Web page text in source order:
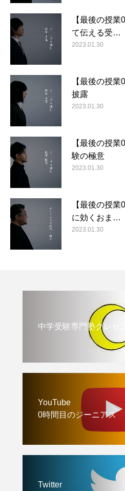
【最後の授
て伝える受…
2023.01.30
【最後の授
披露
2023.01.30
【最後の授
験の極意
2023.01.30
【最後の授
に効くおま…
2023.01.30
中学受験専門塾クレセ
YouTube
0時間目のジーニアス
Twitter